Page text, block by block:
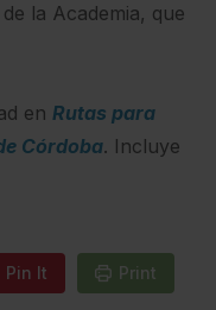
la Academia, que
en Rutas para
Córdoba. Incluye
Pin It Print